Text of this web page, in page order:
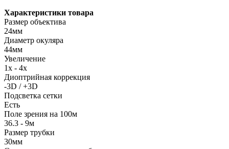
Характеристики товара
Размер объектива
24мм
Диаметр окуляра
44мм
Увеличение
1x - 4x
Диоптрийная коррекция
-3D / +3D
Подсветка сетки
Есть
Поле зрения на 100м
36.3 - 9м
Размер трубки
30мм